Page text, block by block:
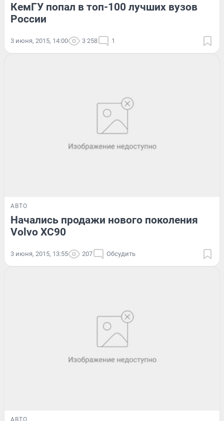
КемГУ попал в топ-100 лучших вузов
России
3 июня, 2015, 14:00 3 258 1
АВТО
Начались продажи нового поколения
Volvo XC90
3 июня, 2015, 13:55 207 Обсудить
АВТО